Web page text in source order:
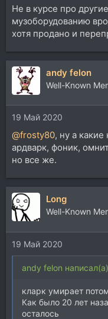
Не в курсе про
музоборудованию
хотя продано и
andy felon
Well-Known
19 Май 2020
@frosty80, ну а какие
ардварк, фоник,
но все же.
Long
Well-Known
19 Май 2020
andy felon
кларк умирает
Как было 20 лет
осталось